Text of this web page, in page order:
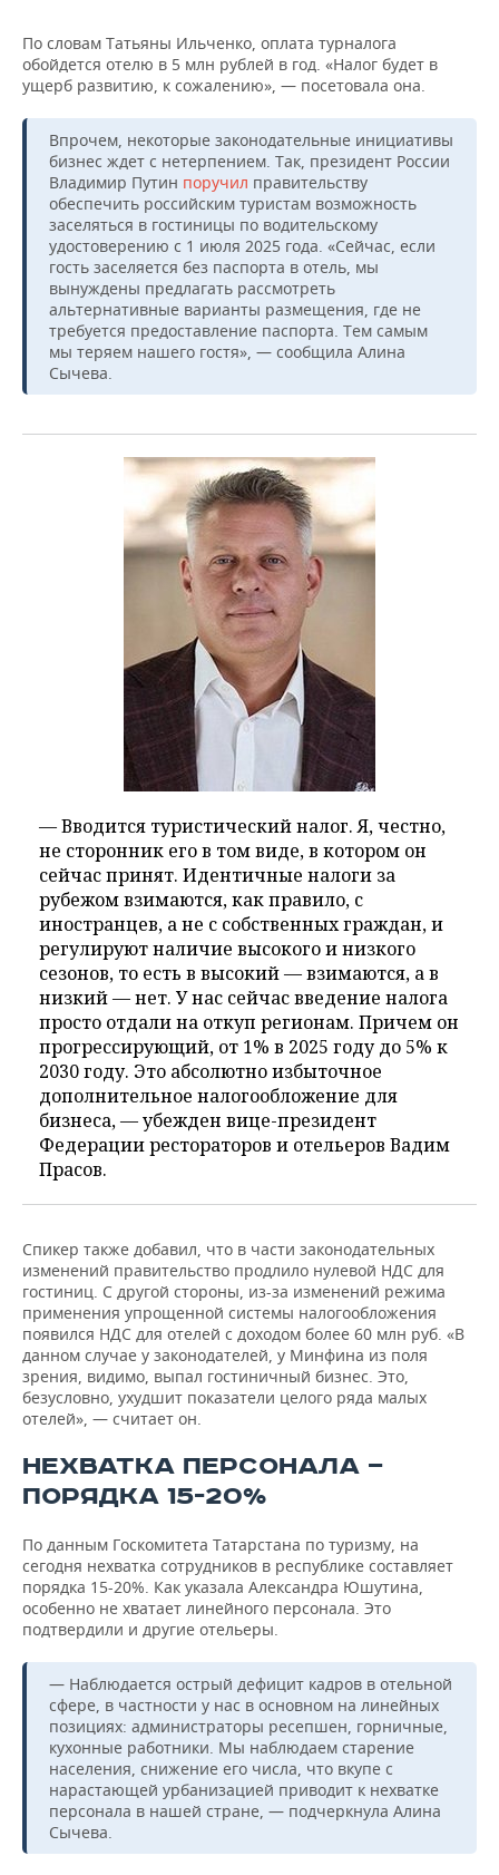
По словам Татьяны Ильченко, оплата турналога
обойдется отелю в 5 млн рублей в год. «Налог будет в
ущерб развитию, к сожалению», — посетовала она.
Впрочем, некоторые законодательные инициативы
бизнес ждет с нетерпением. Так, президент России
Владимир Путин поручил правительству
обеспечить российским туристам возможность
заселяться в гостиницы по водительскому
удостоверению с 1 июля 2025 года. «Сейчас, если
гость заселяется без паспорта в отель, мы
вынуждены предлагать рассмотреть
альтернативные варианты размещения, где не
требуется предоставление паспорта. Тем самым
мы теряем нашего гостя», — сообщила Алина
Сычева.
— Вводится туристический налог. Я, честно,
не сторонник его в том виде, в котором он
сейчас принят. Идентичные налоги за
рубежом взимаются, как правило, с
иностранцев, а не с собственных граждан, и
регулируют наличие высокого и низкого
сезонов, то есть в высокий — взимаются, а в
низкий — нет. У нас сейчас введение налога
просто отдали на откуп регионам. Причем он
прогрессирующий, от 1% в 2025 году до 5% к
2030 году. Это абсолютно избыточное
дополнительное налогообложение для
бизнеса, — убежден вице-президент
Федерации рестораторов и отельеров Вадим
Прасов.
Спикер также добавил, что в части законодательных
изменений правительство продлило нулевой НДС для
гостиниц. С другой стороны, из-за изменений режима
применения упрощенной системы налогообложения
появился НДС для отелей с доходом более 60 млн руб. «В
данном случае у законодателей, у Минфина из поля
зрения, видимо, выпал гостиничный бизнес. Это,
безусловно, ухудшит показатели целого ряда малых
отелей», — считает он.
НЕХВАТКА ПЕРСОНАЛА —
ПОРЯДКА 15-20%
По данным Госкомитета Татарстана по туризму, на
сегодня нехватка сотрудников в республике составляет
порядка 15-20%. Как указала Александра Юшутина,
особенно не хватает линейного персонала. Это
подтвердили и другие отельеры.
— Наблюдается острый дефицит кадров в отельной
сфере, в частности у нас в основном на линейных
позициях: администраторы ресепшен, горничные,
кухонные работники. Мы наблюдаем старение
населения, снижение его числа, что вкупе с
нарастающей урбанизацией приводит к нехватке
персонала в нашей стране, — подчеркнула Алина
Сычева.